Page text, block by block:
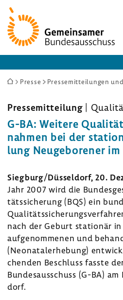
Zur
Startseite
Sie
hier:
Presse Pressemitteilungen
Pres­se­mit­tei­lung |
G-BA: Weitere
nahmen bei der
lung Neuge­bo­rener
Sieg­burg/Düssel­dorf, 20.
Jahr 2007 wird die
täts­si­che­rung (BQS) ein
nach der Geburt stationär
aufge­nom­menen und
(Neona­tal­erhe­bung)
chenden Beschluss fasste
Bundes­aus­schuss (G-BA)
dorf.